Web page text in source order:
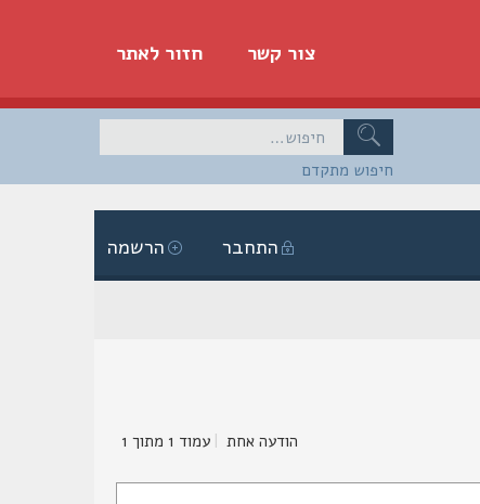
חזור לאתר צור קשר
חיפוש מתקדם
הרשמה התחבר
הודעה אחת | עמוד 1 מתוך 1